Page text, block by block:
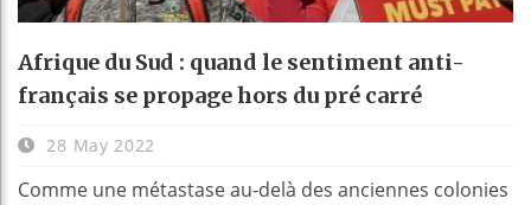
Afrique du Sud : quand le sentiment anti-
français se propage hors du pré carré
28 May 2022
Comme une métastase au-delà des anciennes colonies